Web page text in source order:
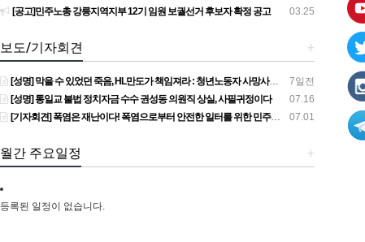
03.25
[공고]민주노총 강릉지역지부 12기 임원 보궐선거 후보자 확정 공고
+
보도/기자회견
7일전
[성명] 막을 수 있었던 죽음, HL만도가 책임져라 : 청년노동자 사망사고의 철저한 진상규명과 재발방지 대책 마련하라
07.16
[성명] 통일교 불법 정치자금 수수 권성동 의원직 상실, 사필귀정이다
07.01
[기자회견] 폭염은 재난이다! 폭염으로부터 안전한 일터를 위한 민주노총 강원지역본부 폭염감시단 선포 기자회견
+
월간 주요일정
등록된 일정이 없습니다.